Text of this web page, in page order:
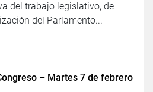
del trabajo legislativo, de
del Parlamento...
– Martes 7 de febrero